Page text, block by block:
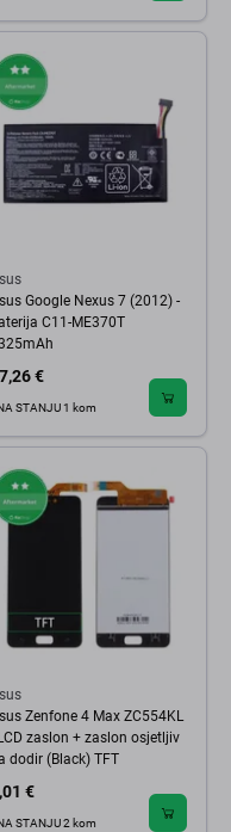
Google Nexus 7 (2012) -
C11-ME370T
€
STANJU 1 kom
Zenfone 4 Max ZC554KL
zaslon + zaslon osjetljiv
dodir (Black) TFT
€
STANJU 2 kom